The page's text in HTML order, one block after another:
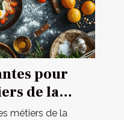
pour
de la
métiers de la